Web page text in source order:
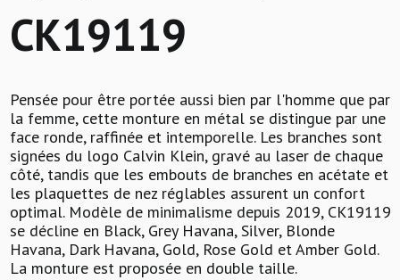
CK19119
Pensée pour être portée aussi bien par l'homme que par
la femme, cette monture en métal se distingue par une
face ronde, raffinée et intemporelle. Les branches sont
signées du logo Calvin Klein, gravé au laser de chaque
côté, tandis que les embouts de branches en acétate et
les plaquettes de nez réglables assurent un confort
optimal. Modèle de minimalisme depuis 2019, CK19119
se décline en Black, Grey Havana, Silver, Blonde
Havana, Dark Havana, Gold, Rose Gold et Amber Gold.
La monture est proposée en double taille.